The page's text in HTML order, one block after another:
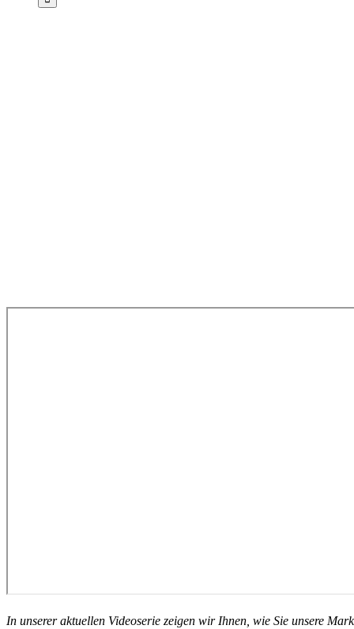
In unserer aktuellen Videoserie zeigen wir Ihnen, wie Sie unsere